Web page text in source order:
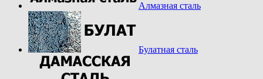
Алмазная сталь
Булатная сталь